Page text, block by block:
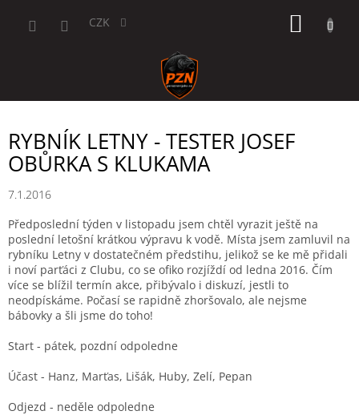
CZK
RYBNÍK LETNY - TESTER JOSEF
OBŮRKA S KLUKAMA
7.1.2016
Předposlední týden v listopadu jsem chtěl vyrazit ještě na
poslední letošní krátkou výpravu k vodě. Místa jsem zamluvil na
rybníku Letny v dostatečném předstihu, jelikož se ke mě přidali
i noví parťáci z Clubu, co se ofiko rozjíždí od ledna 2016. Čím
více se blížil termín akce, přibývalo i diskuzí, jestli to
neodpískáme. Počasí se rapidně zhoršovalo, ale nejsme
bábovky a šli jsme do toho!
Start - pátek, pozdní odpoledne
Účast - Hanz, Marťas, Lišák, Huby, Zelí, Pepan
Odjezd - neděle odpoledne